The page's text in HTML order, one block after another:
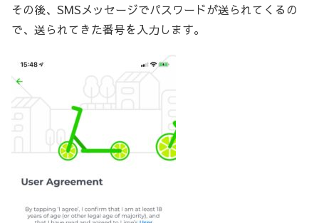
その後、SMSメッセージでパスワードが送られてくるの
で、送られてきた番号を入力します。